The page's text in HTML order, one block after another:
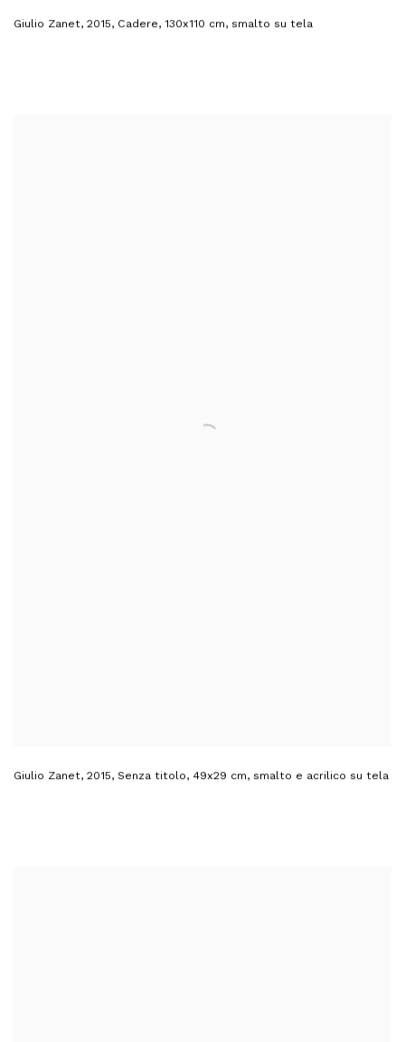
Giulio Zanet, 2015, Cadere, 130x110 cm, smalto su tela
Giulio Zanet, 2015, Senza titolo, 49x29 cm, smalto e acrilico su tela